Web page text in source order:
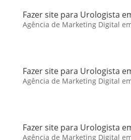
Fazer site para Urologista
Agência de Marketing Digital
Fazer site para Urologista
Agência de Marketing Digital
Fazer site para Urologista
Agência de Marketing Digital